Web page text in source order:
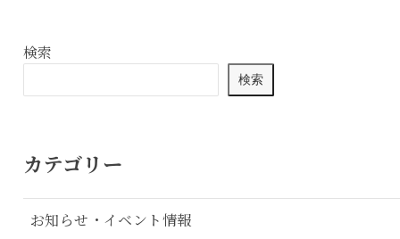
検索
検索
カテゴリー
お知らせ・イベント情報